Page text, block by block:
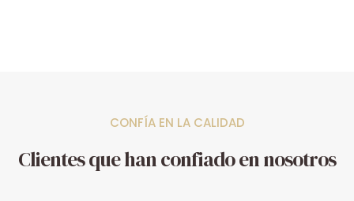
CONFÍA EN LA CALIDAD
Clientes que han confiado en nosotros